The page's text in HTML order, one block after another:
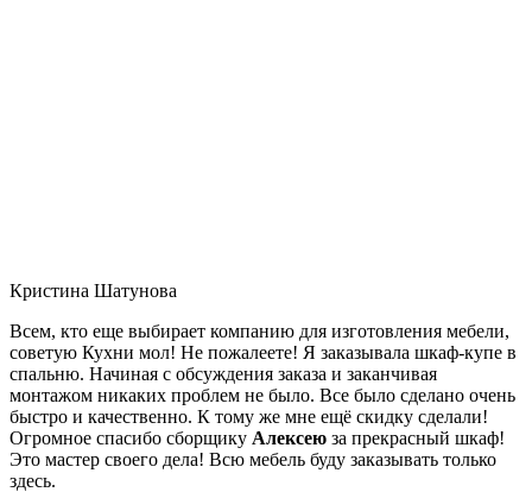
Кристина Шатунова
Всем, кто еще выбирает компанию для изготовления мебели,
советую Кухни мол! Не пожалеете! Я заказывала шкаф-купе в
спальню. Начиная с обсуждения заказа и заканчивая
монтажом никаких проблем не было. Все было сделано очень
быстро и качественно. К тому же мне ещё скидку сделали!
Огромное спасибо сборщику Алексею за прекрасный шкаф!
Это мастер своего дела! Всю мебель буду заказывать только
здесь.